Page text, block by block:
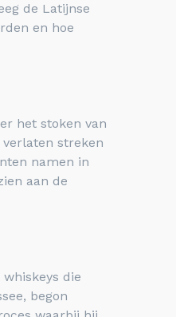
de Latijnse
en hoe
het stoken van
streken
namen in
aan de
die
begon